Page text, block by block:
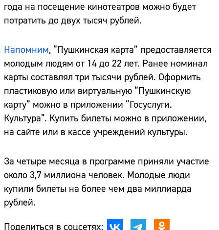
года на посещение кинотеатров можно будет
потратить до двух тысяч рублей.
Напомним, “Пушкинская карта” предоставляется
молодым людям от 14 до 22 лет. Ранее номинал
карты составлял три тысячи рублей. Оформить
пластиковую или виртуальную “Пушкинскую
карту” можно в приложении “Госуслуги.
Культура”. Купить билеты можно в приложении,
на сайте или в кассе учреждений культуры.
За четыре месяца в программе приняли участие
около 3,7 миллиона человек. Молодые люди
купили билеты на более чем два миллиарда
рублей.
Поделиться в соцсетях: